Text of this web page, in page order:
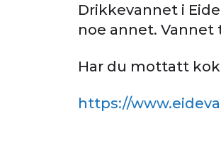
Drikkevannet i
noe annet.
Har du mottatt
https://